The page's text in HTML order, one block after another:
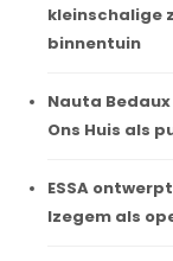
kleinschalige
binnentuin
Nauta
Ons Huis als
ESSA
Izegem als